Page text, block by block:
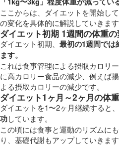
ここからは、ダイエットを開始し
の変化を具体的に解説していきます
ダイエット初期 1週間の体重
ダイエット初期、 最初の1週間では
ます。
これは食事管理による摂取カロリ
に高カロリー食品の減少、例えば
よる摂取カロリーの減少です。
ダイエット1ヶ月～2ヶ月の体
ダイエットを1〜2ヶ月継続すると、
功しています。
この頃には食事と運動のリズムに
り、基礎代謝もアップしていきます